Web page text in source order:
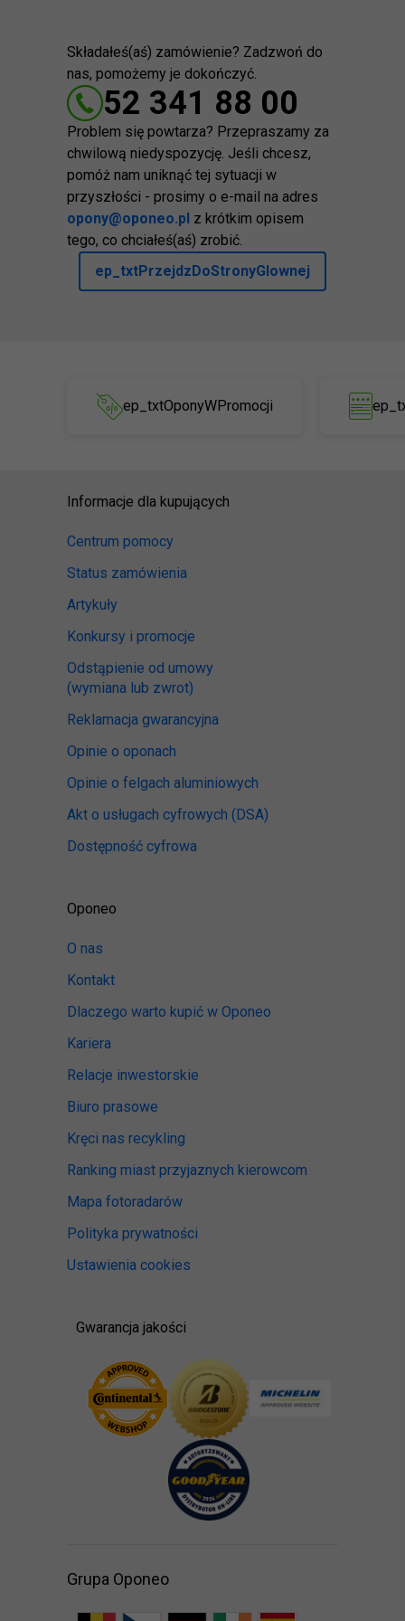
Składałeś(aś) zamówienie? Zadzwoń do
nas, pomożemy je dokończyć.
52 341 88 00
Problem się powtarza? Przepraszamy za
chwilową niedyspozycję. Jeśli chcesz,
pomóż nam uniknąć tej sytuacji w
przyszłości - prosimy o e-mail na adres
opony@oponeo.pl z krótkim opisem
tego, co chciałeś(aś) zrobić.
ep_txtPrzejdzDoStronyGlownej
ep_txtOponyWPromocji
Informacje dla kupujących
Centrum pomocy
Status zamówienia
Artykuły
Konkursy i promocje
Odstąpienie od umowy
(wymiana lub zwrot)
Reklamacja gwarancyjna
Opinie o oponach
Opinie o felgach aluminiowych
Akt o usługach cyfrowych (DSA)
Dostępność cyfrowa
Oponeo
O nas
Kontakt
Dlaczego warto kupić w Oponeo
Kariera
Relacje inwestorskie
Biuro prasowe
Kręci nas recykling
Ranking miast przyjaznych kierowcom
Mapa fotoradarów
Polityka prywatności
Ustawienia cookies
Gwarancja jakości
Grupa Oponeo